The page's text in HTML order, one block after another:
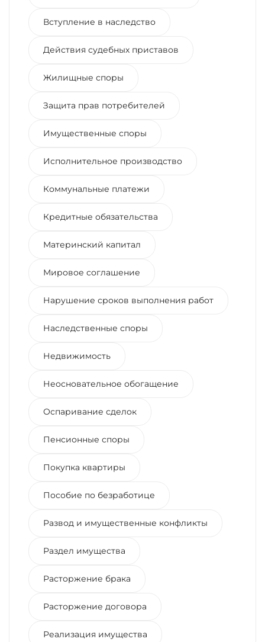
Вступление в наследство
Действия судебных приставов
Жилищные споры
Защита прав потребителей
Имущественные споры
Исполнительное производство
Коммунальные платежи
Кредитные обязательства
Материнский капитал
Мировое соглашение
Нарушение сроков выполнения работ
Наследственные споры
Недвижимость
Неосновательное обогащение
Оспаривание сделок
Пенсионные споры
Покупка квартиры
Пособие по безработице
Развод и имущественные конфликты
Раздел имущества
Расторжение брака
Расторжение договора
Реализация имущества